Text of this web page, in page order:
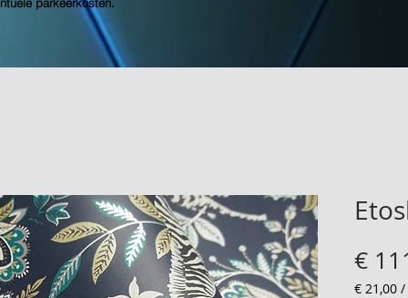
€
€ 21,00 /